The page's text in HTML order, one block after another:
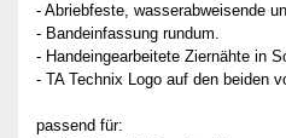
- Abriebfeste, wasserabweisende
- Bandeinfassung rundum.
- Handeingearbeitete Ziernähte in
- TA Technix Logo auf den beiden
passend für: